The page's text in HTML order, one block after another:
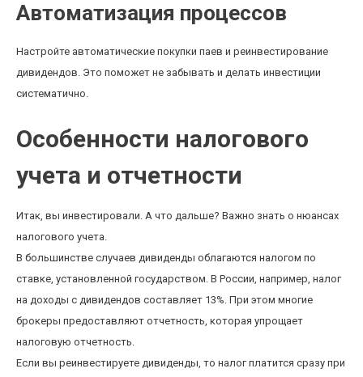
Автоматизация процессов
Настройте автоматические покупки паев и реинвестирование
дивидендов. Это поможет не забывать и делать инвестиции
систематично.
Особенности налогового
учета и отчетности
Итак, вы инвестировали. А что дальше? Важно знать о нюансах
налогового учета.
В большинстве случаев дивиденды облагаются налогом по
ставке, установленной государством. В России, например, налог
на доходы с дивидендов составляет 13%. При этом многие
брокеры предоставляют отчетность, которая упрощает
налоговую отчетность.
Если вы реинвестируете дивиденды, то налог платится сразу при